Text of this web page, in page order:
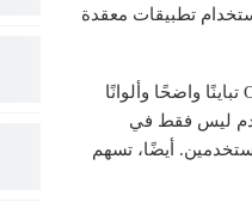
تطبيقات معقدة
إلى جانب المعالجات، تمثل شاشات OLED تقدمًا بارزًا في عالم الهواتف الذكية. توفر شاشات OLED تباينًا واضحًا وألوانًا
ليس فقط في
أيضًا، تسهم